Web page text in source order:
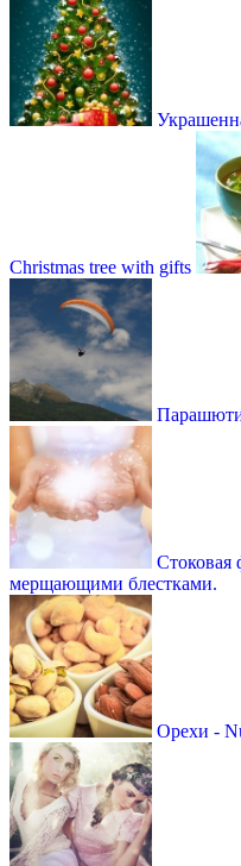
Christmas tree with gifts
Стоковая
мерщающими блестками.
Орехи -